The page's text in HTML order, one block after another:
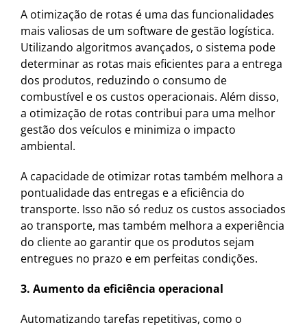
A otimização de rotas é uma das funcionalidades
mais valiosas de um software de gestão logística.
Utilizando algoritmos avançados, o sistema pode
determinar as rotas mais eficientes para a entrega
dos produtos, reduzindo o consumo de
combustível e os custos operacionais. Além disso,
a otimização de rotas contribui para uma melhor
gestão dos veículos e minimiza o impacto
ambiental.
A capacidade de otimizar rotas também melhora a
pontualidade das entregas e a eficiência do
transporte. Isso não só reduz os custos associados
ao transporte, mas também melhora a experiência
do cliente ao garantir que os produtos sejam
entregues no prazo e em perfeitas condições.
3. Aumento da eficiência operacional
Automatizando tarefas repetitivas, como o